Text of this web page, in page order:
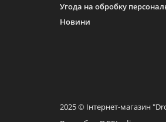
Угода на обробку
Новини
2025 © Інтернет-магазин